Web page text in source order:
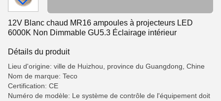
12V Blanc chaud MR16 ampoules à projecteurs LED
6000K Non Dimmable GU5.3 Éclairage intérieur
Détails du produit
Lieu d'origine: ville de Huizhou, province du Guangdong, Chine
Nom de marque: Teco
Certification: CE
Numéro de modèle: Le système de contrôle de l'équipement doit